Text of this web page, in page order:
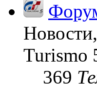
Turismo
369